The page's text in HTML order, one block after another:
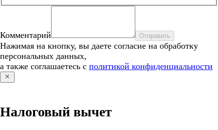
Комментарий Отправить
Нажимая на кнопку, вы даете согласие на обработку
персональных данных,
а также соглашаетесь с политикой конфиденциальности
Налоговый вычет